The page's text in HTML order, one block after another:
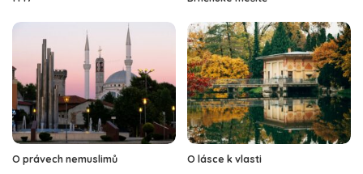
O právech nemuslimů O lásce k vlasti